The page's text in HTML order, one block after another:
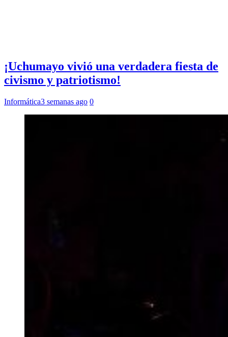
¡Uchumayo vivió una verdadera fiesta de
civismo y patriotismo!
Informática3 semanas ago 0